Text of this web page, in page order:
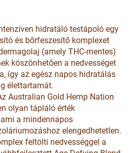
hidratáló testápoló egy
és bőrfeszesítő komplexet
(amely THC-mentes)
köszönhetően a nedvességet
így az egész napos hidratálás
élettartamát.
Australian Gold Hemp Nation
olyan tápláló érték
a mindennapos
elengedhetetlen.
feltölti nedvességgel a